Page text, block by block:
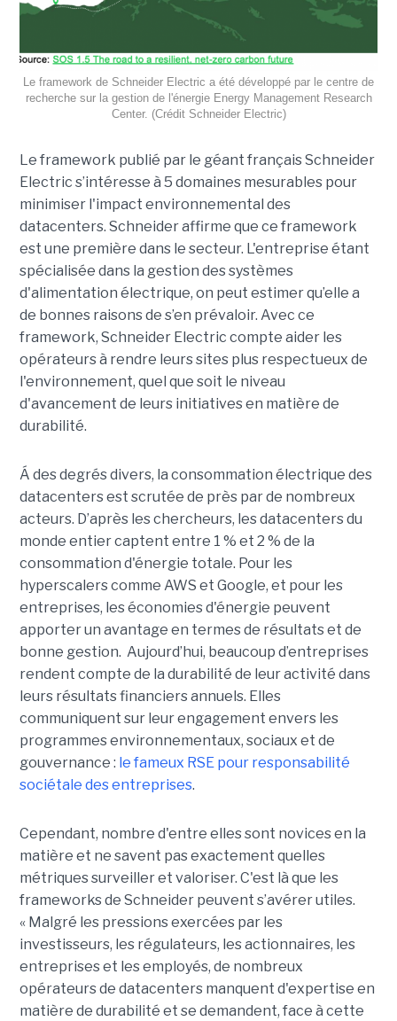
Le framework de Schneider Electric a été développé par le centre de
recherche sur la gestion de l'énergie Energy Management Research
Center. (Crédit Schneider Electric)
Le framework publié par le géant français Schneider
Electric s’intéresse à 5 domaines mesurables pour
minimiser l'impact environnemental des
datacenters. Schneider affirme que ce framework
est une première dans le secteur. L'entreprise étant
spécialisée dans la gestion des systèmes
d'alimentation électrique, on peut estimer qu’elle a
de bonnes raisons de s’en prévaloir. Avec ce
framework, Schneider Electric compte aider les
opérateurs à rendre leurs sites plus respectueux de
l'environnement, quel que soit le niveau
d'avancement de leurs initiatives en matière de
durabilité.
Á des degrés divers, la consommation électrique des
datacenters est scrutée de près par de nombreux
acteurs. D’après les chercheurs, les datacenters du
monde entier captent entre 1 % et 2 % de la
consommation d'énergie totale. Pour les
hyperscalers comme AWS et Google, et pour les
entreprises, les économies d'énergie peuvent
apporter un avantage en termes de résultats et de
bonne gestion. Aujourd’hui, beaucoup d’entreprises
rendent compte de la durabilité de leur activité dans
leurs résultats financiers annuels. Elles
communiquent sur leur engagement envers les
programmes environnementaux, sociaux et de
gouvernance : le fameux RSE pour responsabilité
sociétale des entreprises.
Cependant, nombre d'entre elles sont novices en la
matière et ne savent pas exactement quelles
métriques surveiller et valoriser. C'est là que les
frameworks de Schneider peuvent s’avérer utiles.
« Malgré les pressions exercées par les
investisseurs, les régulateurs, les actionnaires, les
entreprises et les employés, de nombreux
opérateurs de datacenters manquent d'expertise en
matière de durabilité et se demandent, face à cette